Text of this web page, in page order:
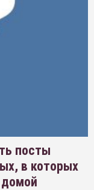
посты
в которых
домой